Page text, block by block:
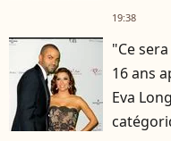
19:38
"Ce
16 ans
Eva